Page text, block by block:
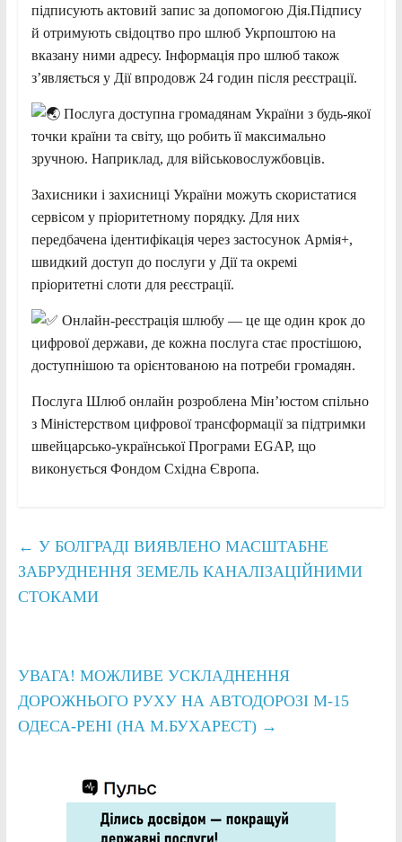
підписують актовий запис за допомогою Дія.Підпису
й отримують свідоцтво про шлюб Укрпоштою на
вказану ними адресу. Інформація про шлюб також
з’являється у Дії впродовж 24 годин після реєстрації.
Послуга доступна громадянам України з будь-якої
точки країни та світу, що робить її максимально
зручною. Наприклад, для військовослужбовців.
Захисники і захисниці України можуть скористатися
сервісом у пріоритетному порядку. Для них
передбачена ідентифікація через застосунок Армія+,
швидкий доступ до послуги у Дії та окремі
пріоритетні слоти для реєстрації.
Онлайн-реєстрація шлюбу — це ще один крок до
цифрової держави, де кожна послуга стає простішою,
доступнішою та орієнтованою на потреби громадян.
Послуга Шлюб онлайн розроблена Мін’юстом спільно
з Міністерством цифрової трансформації за підтримки
швейцарсько-української Програми EGAP, що
виконується Фондом Східна Європа.
← У БОЛГРАДІ ВИЯВЛЕНО МАСШТАБНЕ
ЗАБРУДНЕННЯ ЗЕМЕЛЬ КАНАЛІЗАЦІЙНИМИ
СТОКАМИ
УВАГА! МОЖЛИВЕ УСКЛАДНЕННЯ
ДОРОЖНЬОГО РУХУ НА АВТОДОРОЗІ М-15
ОДЕСА-РЕНІ (НА М.БУХАРЕСТ) →